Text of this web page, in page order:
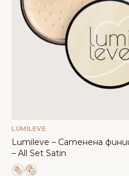
LUMILEVE
Lumileve – Сатенена
– All Set Satin